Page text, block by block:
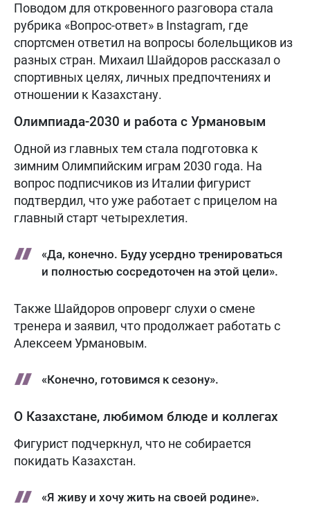
Поводом для откровенного разговора стала
рубрика «Вопрос-ответ» в Instagram, где
спортсмен ответил на вопросы болельщиков из
разных стран. Михаил Шайдоров рассказал о
спортивных целях, личных предпочтениях и
отношении к Казахстану.
Олимпиада-2030 и работа с Урмановым
Одной из главных тем стала подготовка к
зимним Олимпийским играм 2030 года. На
вопрос подписчиков из Италии фигурист
подтвердил, что уже работает с прицелом на
главный старт четырехлетия.
«Да, конечно. Буду усердно тренироваться
и полностью сосредоточен на этой цели».
Также Шайдоров опроверг слухи о смене
тренера и заявил, что продолжает работать с
Алексеем Урмановым.
«Конечно, готовимся к сезону».
О Казахстане, любимом блюде и коллегах
Фигурист подчеркнул, что не собирается
покидать Казахстан.
«Я живу и хочу жить на своей родине».